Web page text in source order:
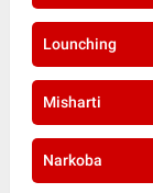
Lounching
Misharti
Narkoba